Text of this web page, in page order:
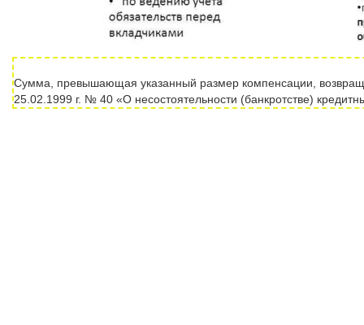
Сумма, превышающая указанный размер компенсации,
25.02.1999 г. № 40 «О несостоятельности (банкротстве)